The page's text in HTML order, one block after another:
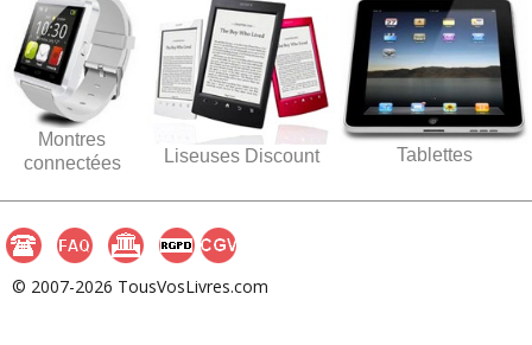
Montres
connectées
Liseuses Discount Tablettes
© 2007-2026 TousVosLivres.com